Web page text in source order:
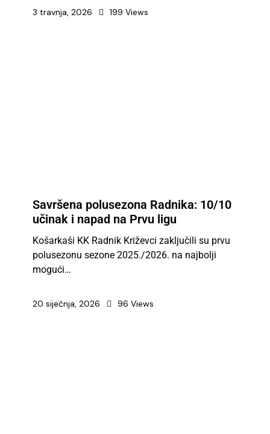
3 travnja, 2026 199 Views
Savršena polusezona Radnika: 10/10
učinak i napad na Prvu ligu
Košarkaši KK Radnik Križevci zaključili su prvu
polusezonu sezone 2025./2026. na najbolji
mogući…
20 siječnja, 2026 96 Views